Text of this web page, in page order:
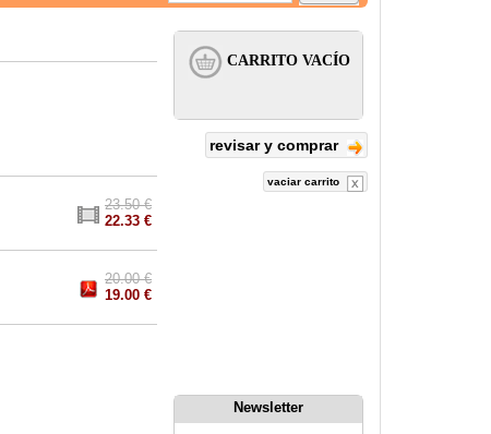
23.50 €
22.33 €
20.00 €
19.00 €
revisar y comprar
vaciar carrito
Newsletter